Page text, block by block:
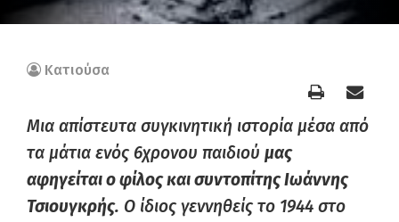
Κατιούσα
Μια απίστευτα συγκινητική ιστορία μέσα από
τα μάτια ενός 6χρονου παιδιού μας
αφηγείταιο φίλος και συντοπίτης Ιωάννης
Τσιουγκρής. Ο ίδιος γεννηθείς το 1944 στο